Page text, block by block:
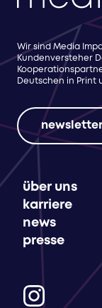
Wir sind Media
Kundenversteher
Deutschen in Print
über uns
karriere
news
presse